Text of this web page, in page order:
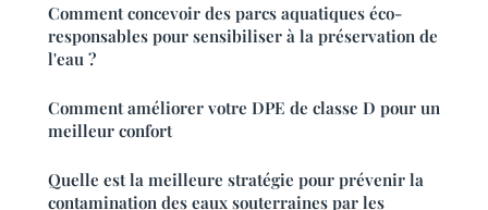
Comment concevoir des parcs aquatiques éco-
responsables pour sensibiliser à la préservation de
l'eau ?
Comment améliorer votre DPE de classe D pour un
meilleur confort
Quelle est la meilleure stratégie pour prévenir la
contamination des eaux souterraines par les